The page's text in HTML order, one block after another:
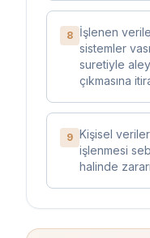
8 İşlenen
sistemler
suretiyle
çıkmasına
9 Kişisel
işlenmesi
halinde